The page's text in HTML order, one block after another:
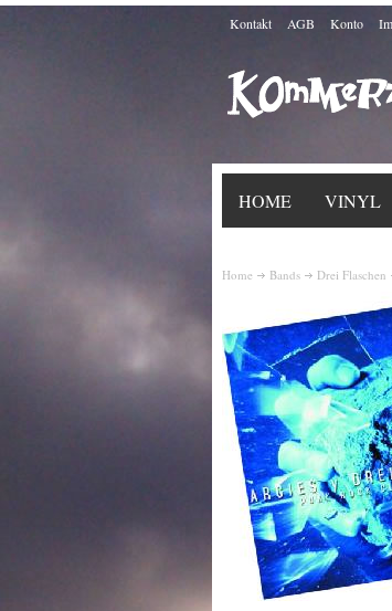
Kontakt AGB Konto
HOME VINYL
Home Bands Drei Flaschen